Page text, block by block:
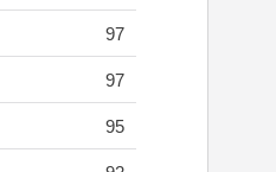
97
97
95